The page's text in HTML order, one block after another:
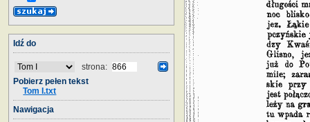
Idź do
strona:
Pobierz pełen tekst
Tom I.txt
Nawigacja